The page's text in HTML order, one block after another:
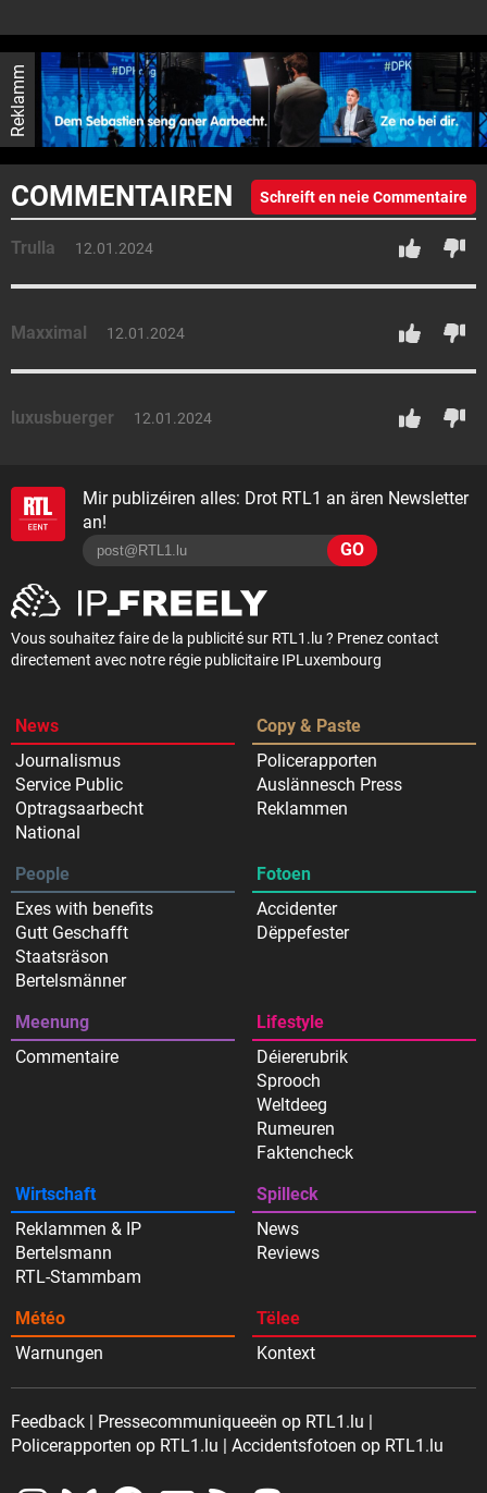
Reklamm
COMMENTAIREN Schreift en neie Commentaire
Trulla 12.01.2024
Maxximal 12.01.2024
luxusbuerger 12.01.2024
Mir publizéiren alles: Drot RTL1 an ären Newsletter
an!
GO
Vous souhaitez faire de la publicité sur RTL1.lu ? Prenez contact
directement avec notre régie publicitaire IPLuxembourg
News
Journalismus
Service Public
Optragsaarbecht
National
Copy & Paste
Policerapporten
Auslännesch Press
Reklammen
People
Exes with benefits
Gutt Geschafft
Staatsräson
Bertelsmänner
Fotoen
Accidenter
Dëppefester
Meenung
Commentaire
Lifestyle
Déiererubrik
Sprooch
Weltdeeg
Rumeuren
Faktencheck
Wirtschaft
Reklammen & IP
Bertelsmann
RTL-Stammbam
Spilleck
News
Reviews
Météo
Warnungen
Tëlee
Kontext
Feedback
Pressecommuniqueeën op RTL1.lu
Policerapporten op RTL1.lu
Accidentsfotoen op RTL1.lu